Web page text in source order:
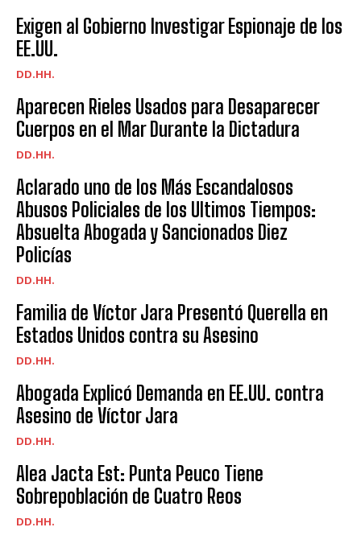
Exigen al Gobierno Investigar Espionaje de los
EE.UU.
DD.HH.
Aparecen Rieles Usados para Desaparecer
Cuerpos en el Mar Durante la Dictadura
DD.HH.
Aclarado uno de los Más Escandalosos
Abusos Policiales de los Ultimos Tiempos:
Absuelta Abogada y Sancionados Diez
Policías
DD.HH.
Familia de Víctor Jara Presentó Querella en
Estados Unidos contra su Asesino
DD.HH.
Abogada Explicó Demanda en EE.UU. contra
Asesino de Víctor Jara
DD.HH.
Alea Jacta Est: Punta Peuco Tiene
Sobrepoblación de Cuatro Reos
DD.HH.